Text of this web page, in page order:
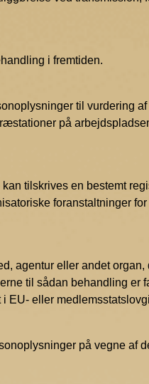
i fremtiden.
til vurdering
på
tilskrives en bestemt
foranstaltninger
agentur eller andet
til sådan behandling er
EU- eller
på vegne af